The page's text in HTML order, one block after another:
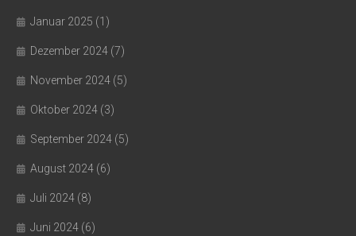
Januar 2025 (1)
Dezember 2024 (7)
November 2024 (5)
Oktober 2024 (3)
September 2024 (5)
August 2024 (6)
Juli 2024 (8)
Juni 2024 (6)